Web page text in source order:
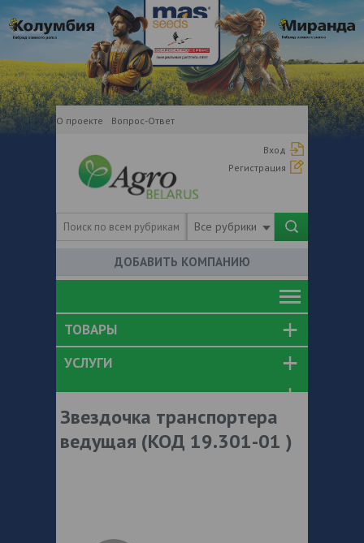
О проекте Вопрос-Ответ
Вход
Регистрация
Все рубрики
ДОБАВИТЬ КОМПАНИЮ
ТОВАРЫ
УСЛУГИ
Звездочка транспортера
ведущая (КОД 19.301-01 )